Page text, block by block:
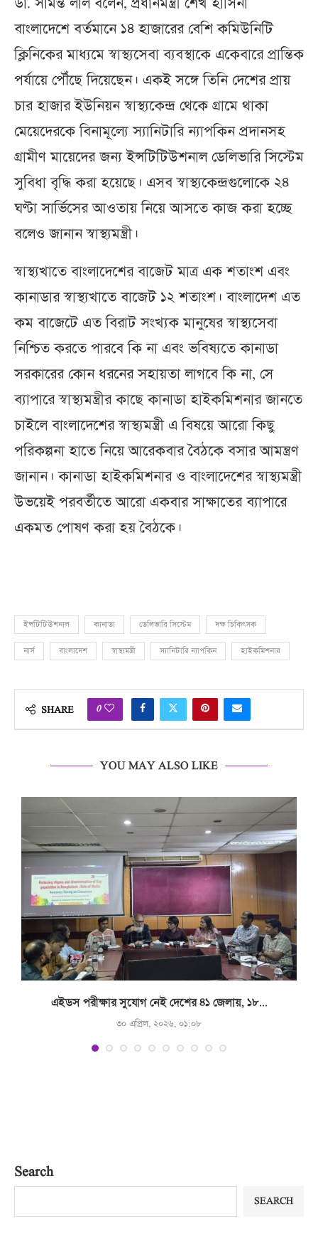
ডা. সামন্ত লাল বলেন, প্রধানমন্ত্রী শেখ হাসিনা
বাংলাদেশে বর্তমানে ১৪ হাজারের বেশি কমিউনিটি
ক্লিনিকের মাধ্যমে স্বাস্থ্যসেবা ব্যবস্থাকে একেবারে প্রান্তিক
পর্যায়ে পৌঁছে দিয়েছেন। একই সঙ্গে তিনি দেশের প্রায়
চার হাজার ইউনিয়ন স্বাস্থ্যকেন্দ্র থেকে গ্রামে থাকা
মেয়েদেরকে বিনামূল্যে স্যানিটারি ন্যাপকিন প্রদানসহ
গ্রামীণ মায়েদের জন্য ইন্সটিটিউশনাল ডেলিভারি সিস্টেম
সুবিধা বৃদ্ধি করা হয়েছে। এসব স্বাস্থ্যকেন্দ্রগুলোকে ২৪
ঘণ্টা সার্ভিসের আওতায় নিয়ে আসতে কাজ করা হচ্ছে
বলেও জানান স্বাস্থ্যমন্ত্রী।
স্বাস্থ্যখাতে বাংলাদেশের বাজেট মাত্র এক শতাংশ এবং
কানাডার স্বাস্থ্যখাতে বাজেট ১২ শতাংশ। বাংলাদেশ এত
কম বাজেটে এত বিরাট সংখ্যক মানুষের স্বাস্থ্যসেবা
নিশ্চিত করতে পারবে কি না এবং ভবিষ্যতে কানাডা
সরকারের কোন ধরনের সহায়তা লাগবে কি না, সে
ব্যাপারে স্বাস্থ্যমন্ত্রীর কাছে কানাডা হাইকমিশনার জানতে
চাইলে বাংলাদেশের স্বাস্থ্যমন্ত্রী এ বিষয়ে আরো কিছু
পরিকল্পনা হাতে নিয়ে আরেকবার বৈঠকে বসার আমন্ত্রণ
জানান। কানাডা হাইকমিশনার ও বাংলাদেশের স্বাস্থ্যমন্ত্রী
উভয়েই পরবর্তীতে আরো একবার সাক্ষাতের ব্যাপারে
একমত পোষণ করা হয় বৈঠকে।
ইন্সটিটিউশনাল কানাডা ডেলিভারি সিস্টেম দক্ষ চিকিৎসক
নার্স বাংলাদেশ স্বাস্থ্যমন্ত্রী স্যানিটারি ন্যাপকিন হাইকমিশনার
SHARE 0
YOU MAY ALSO LIKE
এইডস পরীক্ষার সুযোগ নেই দেশের ৪১ জেলায়, ১৮...
৩০ এপ্রিল, ২০২৬, ০১:০৮
Search
SEARCH